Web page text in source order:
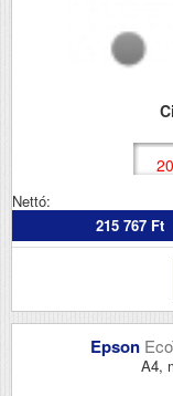
Nettó:
215 767 Ft
Epson
A4,